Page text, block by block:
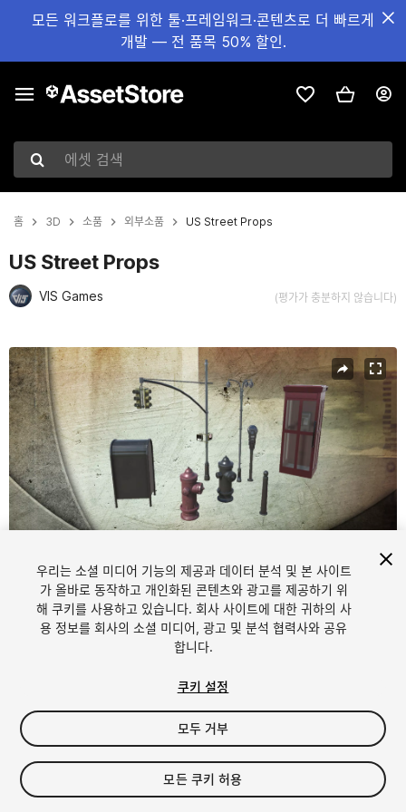
모든 워크플로를 위한 툴·프레임워크·콘텐츠로 더 빠르게
개발 — 전 품목 50% 할인.
에셋 검색
홈 3D 소품 외부소품 US Street Props
US Street Props
VIS Games (평가가 충분하지 않습니다)
현재 슬라이드: 1 / 12
1/12
$9.95
세금/부가세는 결제 시 반영됩니다.
우리는 소셜 미디어 기능의 제공과 데이터 분석 및 본 사이트
가 올바로 동작하고 개인화된 콘텐츠와 광고를 제공하기 위
해 쿠키를 사용하고 있습니다. 회사 사이트에 대한 귀하의 사
용 정보를 회사의 소셜 미디어, 광고 및 분석 협력사와 공유
합니다.
쿠키 설정
모두 거부
모든 쿠키 허용